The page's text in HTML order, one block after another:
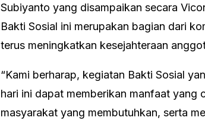
Subiyanto yang disampaikan secara
Bakti Sosial ini merupakan bagian dari
terus meningkatkan kesejahteraan
“Kami berharap, kegiatan Bakti Sosial
hari ini dapat memberikan manfaat yang
masyarakat yang membutuhkan, serta